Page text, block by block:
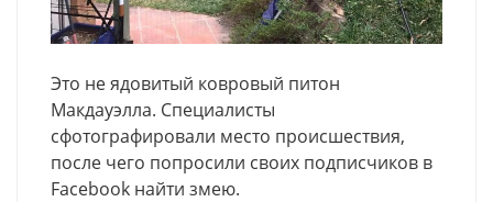
Это не ядовитый ковровый питон
Макдауэлла. Специалисты
сфотографировали место происшествия,
после чего попросили своих подписчиков в
Facebook найти змею.